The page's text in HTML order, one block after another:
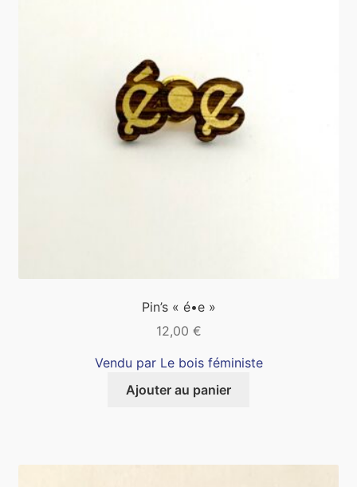
Pin’s « é•e »
12,00 €
Vendu par Le bois féministe
Ajouter au panier